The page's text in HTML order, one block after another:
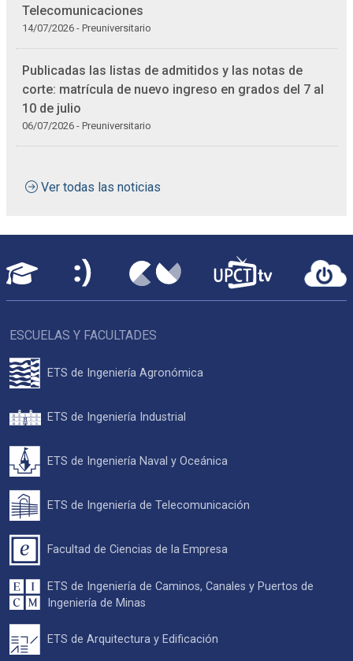
Telecomunicaciones
14/07/2026 - Preuniversitario
Publicadas las listas de admitidos y las notas de
corte: matrícula de nuevo ingreso en grados del 7 al
10 de julio
06/07/2026 - Preuniversitario
Ver todas las noticias
ESCUELAS Y FACULTADES
ETS de Ingeniería Agronómica
ETS de Ingeniería Industrial
ETS de Ingeniería Naval y Oceánica
ETS de Ingeniería de Telecomunicación
Facultad de Ciencias de la Empresa
ETS de Ingeniería de Caminos, Canales y Puertos de
Ingeniería de Minas
ETS de Arquitectura y Edificación